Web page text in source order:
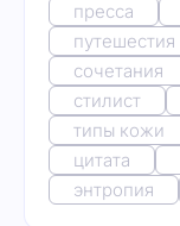
пресса
путешестия
сочетания
стилист
типы кожи
цитата
энтропия